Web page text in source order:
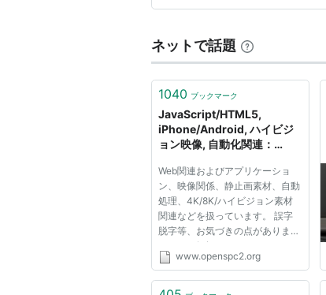
LaLa HD
FOXlife HD
ネットで話題
1040 ブックマーク
JavaScript/HTML5,
iPhone/Android, ハイビジ
ョン映像, 自動化関連：
Web関連およびアプリケーショ
ン、映像関係、静止画素材、自動
処理、4K/8K/ハイビジョン素材
関連などを扱っています。 誤字
脱字等、お気づきの点がありまし
たら、お気軽にメールをくださ
い。 この目次にないアプリケー
その他のリファレンス／アプリケ
www.openspc2.org